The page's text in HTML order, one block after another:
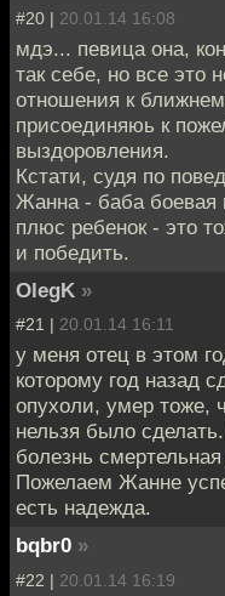
#20 | 20.01.14 16:08
мдэ... певица она,
так себе, но все это
отношения к
присоединяюь к
выздоровления.
Кстати, судя по
Жанна - баба боевая
плюс ребенок - это
и победить.
OlegK »
#21 | 20.01.14 16:11
у меня отец в этом
которому год назад
опухоли, умер тоже,
нельзя было
болезнь
Пожелаем Жанне
есть надежда.
bqbr0 »
#22 | 20.01.14 16:19